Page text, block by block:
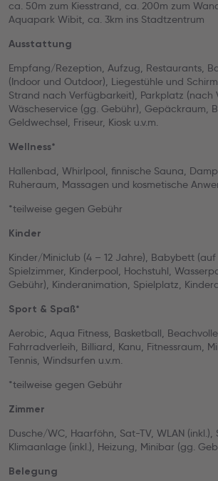
ca. 50m zum Kiesstrand, ca. 200m zum
Aquapark Wibit, ca. 3km ins Stadtzentrum
Ausstattung
Empfang/Rezeption, Aufzug, Restaurants,
(Indoor und Outdoor), Liegestühle und
Strand nach Verfügbarkeit), Parkplatz (nach
Wäscheservice (gg. Gebühr), Gepäckraum,
Geldwechsel, Friseur, Kiosk u.v.m.
Wellness*
Hallenbad, Whirlpool, finnische Sauna,
Ruheraum, Massagen und kosmetische
*teilweise gegen Gebühr
Kinder
Kinder/Miniclub (4 – 12 Jahre), Babybett
Spielzimmer, Kinderpool, Hochstuhl,
Gebühr), Kinderanimation, Spielplatz,
Sport & Spaß*
Aerobic, Aqua Fitness, Basketball,
Fahrradverleih, Billiard, Kanu, Fitnessraum,
Tennis, Windsurfen u.v.m.
*teilweise gegen Gebühr
Zimmer
Dusche/WC, Haarföhn, Sat-TV, WLAN (inkl.),
Klimaanlage (inkl.), Heizung, Minibar (gg.
Belegung